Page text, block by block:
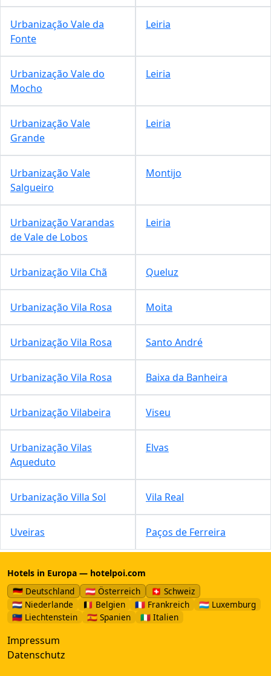
Urbanização Vale da
Fonte
Leiria
Urbanização Vale do
Mocho
Leiria
Urbanização Vale
Grande
Leiria
Urbanização Vale
Salgueiro
Montijo
Urbanização Varandas
de Vale de Lobos
Leiria
Urbanização Vila Chã Queluz
Urbanização Vila Rosa Moita
Urbanização Vila Rosa Santo André
Urbanização Vila Rosa Baixa da Banheira
Urbanização Vilabeira Viseu
Urbanização Vilas
Aqueduto
Elvas
Urbanização Villa Sol Vila Real
Uveiras Paços de Ferreira
Hotels in Europa — hotelpoi.com
🇩🇪 Deutschland
🇦🇹 Österreich
🇨🇭 Schweiz
🇳🇱 Niederlande
🇧🇪 Belgien 🇫🇷 Frankreich
🇱🇺 Luxemburg
🇱🇮 Liechtenstein
🇪🇸 Spanien 🇮🇹 Italien
Impressum
Datenschutz